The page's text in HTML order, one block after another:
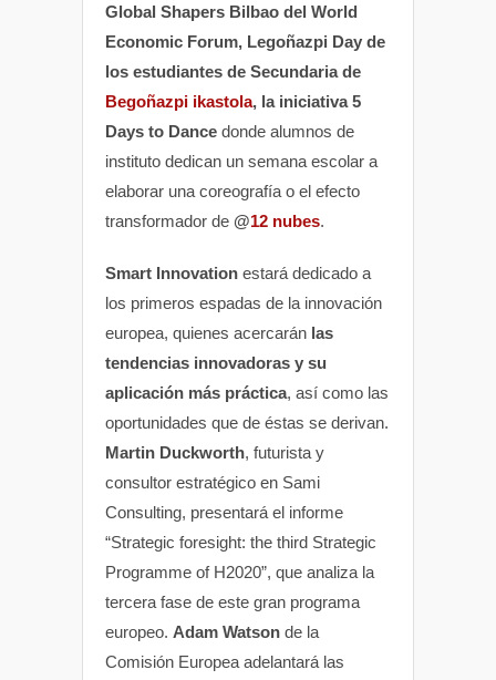
Global Shapers Bilbao del World
Economic Forum, Legoñazpi Day de
los estudiantes de Secundaria de
Begoñazpi ikastola, la iniciativa 5
Days to Dance donde alumnos de
instituto dedican un semana escolar a
elaborar una coreografía o el efecto
transformador de @12 nubes.
Smart Innovation estará dedicado a
los primeros espadas de la innovación
europea, quienes acercarán las
tendencias innovadoras y su
aplicación más práctica, así como las
oportunidades que de éstas se derivan.
Martin Duckworth, futurista y
consultor estratégico en Sami
Consulting, presentará el informe
“Strategic foresight: the third Strategic
Programme of H2020”, que analiza la
tercera fase de este gran programa
europeo. Adam Watson de la
Comisión Europea adelantará las